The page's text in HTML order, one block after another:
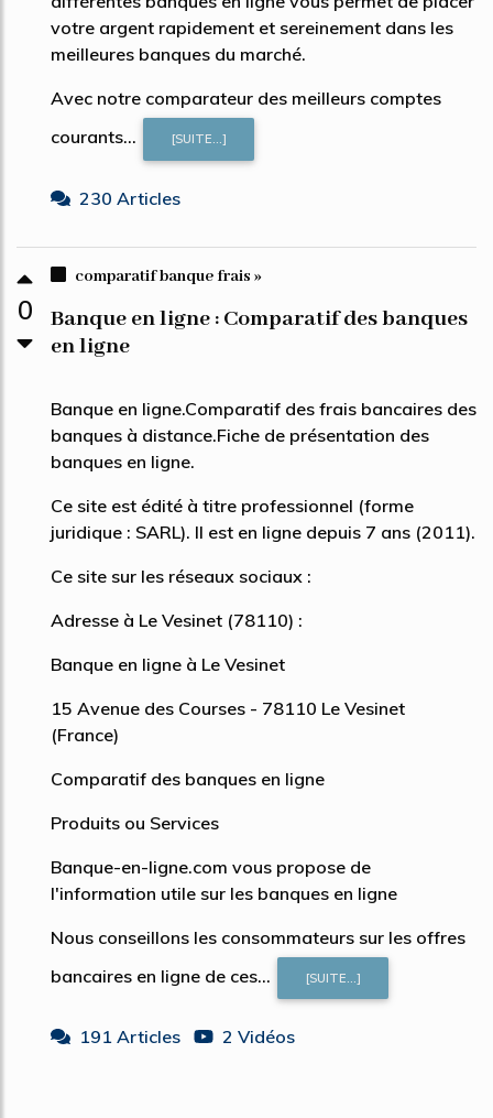
votre argent rapidement et sereinement dans les
meilleures banques du marché.
Avec notre comparateur des meilleurs comptes
courants...
[SUITE...]
230 Articles
0
comparatif banque frais »
Banque en ligne : Comparatif des banques
en ligne
Banque en ligne.Comparatif des frais bancaires des
banques à distance.Fiche de présentation des
banques en ligne.
Ce site est édité à titre professionnel (forme
juridique : SARL). Il est en ligne depuis 7 ans (2011).
Ce site sur les réseaux sociaux :
Adresse à Le Vesinet (78110) :
Banque en ligne à Le Vesinet
15 Avenue des Courses - 78110 Le Vesinet
(France)
Comparatif des banques en ligne
Produits ou Services
Banque-en-ligne.com vous propose de
l'information utile sur les banques en ligne
Nous conseillons les consommateurs sur les offres
bancaires en ligne de ces...
[SUITE...]
191 Articles 2 Vidéos